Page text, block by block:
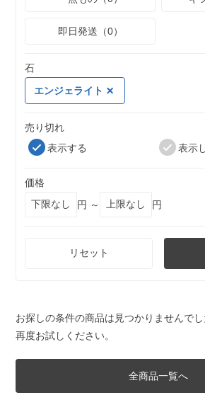
即日発送（0）
石
エンジェライト
売り切れ
表示する
表示
価格
円 ～
円
リセット
お探しの条件の商品は見つかりませんで
再度お試しください。
全商品一覧へ